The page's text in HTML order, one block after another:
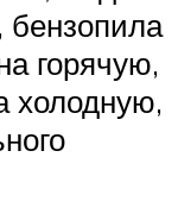
бензопила
горячую,
холодную,